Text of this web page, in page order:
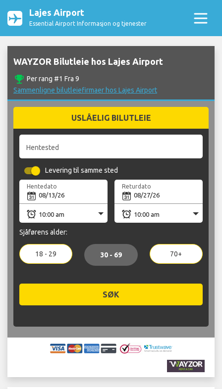
Lajes Airport
Essential Airport Informasjon og tjenester
WAYZOR Bilutleie hos Lajes Airport
emoji_events Per rang #1 Fra 9
Sammenligne bilutleiefirmaer hos Lajes Airport
USLÅELIG BILUTLEIE
Hentested
Levering til samme sted
Hentedato Returdato
Sjåførens alder:
18 - 29 30 - 69 70+
SØK